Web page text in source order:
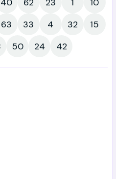
63 33 4 32
15
50 24 42